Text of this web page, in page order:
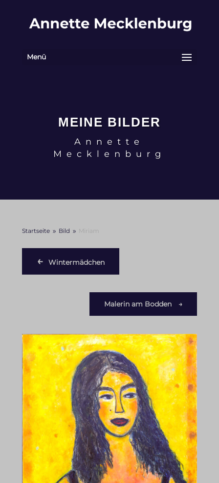
Menü
MEINE BILDER
Annette
Mecklenburg
Startseite 9 Bild 9 Miriam
← Wintermädchen
Malerin am Bodden →